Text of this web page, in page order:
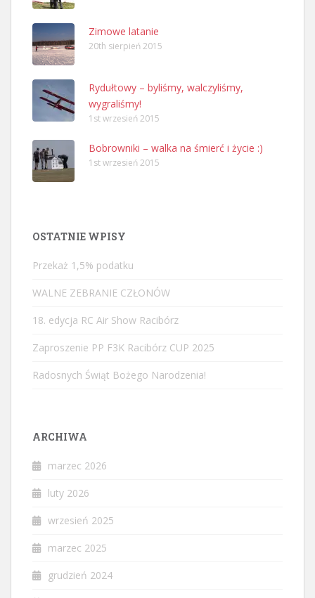
Zimowe latanie
20th sierpień 2015
Rydułtowy – byliśmy, walczyliśmy,
wygraliśmy!
1st wrzesień 2015
Bobrowniki – walka na śmierć i życie :)
1st wrzesień 2015
OSTATNIE WPISY
Przekaż 1,5% podatku
WALNE ZEBRANIE CZŁONÓW
18. edycja RC Air Show Racibórz
Zaproszenie PP F3K Racibórz CUP 2025
Radosnych Świąt Bożego Narodzenia!
ARCHIWA
marzec 2026
luty 2026
wrzesień 2025
marzec 2025
grudzień 2024